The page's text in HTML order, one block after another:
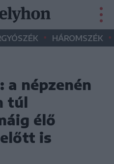
• HÁROMSZÉK •
a népzenén
túl
élő
is